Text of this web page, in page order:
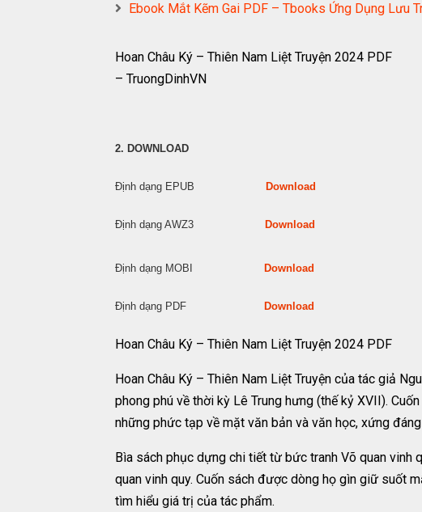
Ebook Mắt Kẽm Gai PDF – Tbooks Ứng Dụng Lưu
Hoan Châu Ký – Thiên Nam Liệt Truyện 2024 PDF
– TruongDinhVN
2. DOWNLOAD
Định dạng EPUB Download
Định dạng AWZ3 Download
Định dạng MOBI Download
Định dạng PDF Download
Hoan Châu Ký – Thiên Nam Liệt Truyện 2024 PDF
Hoan Châu Ký – Thiên Nam Liệt Truyện của tác giả
phong phú về thời kỳ Lê Trung hưng (thế kỷ XVII).
những phức tạp về mặt văn bản và văn học, xứng
Bìa sách phục dựng chi tiết từ bức tranh Võ quan
quan vinh quy. Cuốn sách được dòng họ gìn giữ suốt
tìm hiểu giá trị của tác phẩm.